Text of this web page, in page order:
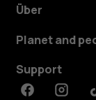
Über
Planet and
Support
Facebook